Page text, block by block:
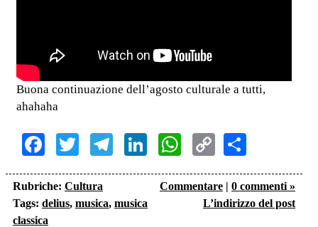
Buona continuazione dell’agosto culturale a tutti,
ahahaha
Facebook
TwitterTelegram
LinkedInWhatsApp
Copy
Link
Rubriche: Cultura
Tags: delius, musica, musica
classica
Commentare | 0 commenti »
L’indirizzo del post